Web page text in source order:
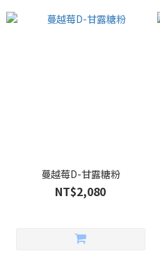
蔓越莓D-甘露糖粉
NT$2,080